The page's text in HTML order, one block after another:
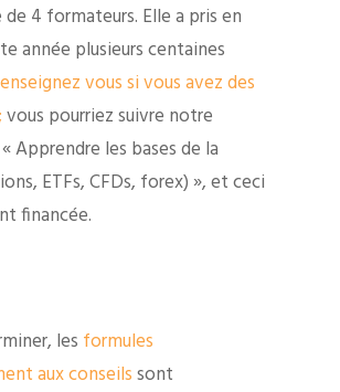
4 formateurs. Elle a pris en
année plusieurs centaines
vous si vous avez des
vous pourriez suivre notre
Apprendre les bases de la
ETFs, CFDs, forex) », et ceci
financée.
les formules
aux conseilssont